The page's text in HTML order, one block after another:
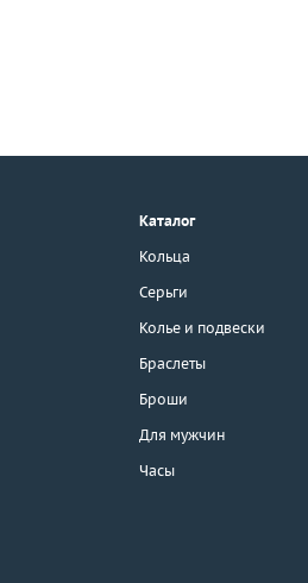
г. Москва, Тихвинский пер., д. 7,
3D-тур по шоуруму
Каталог
Кольца
Серьги
Колье и подвески
Браслеты
Броши
Для мужчин
Часы